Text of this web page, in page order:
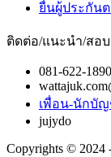
ยื่นผู้ประกัน
ติดต่อ/แนะนำ/สอ
081-622-1890
เพื่อน-นักบั
jujydo
Copyrights © 2024